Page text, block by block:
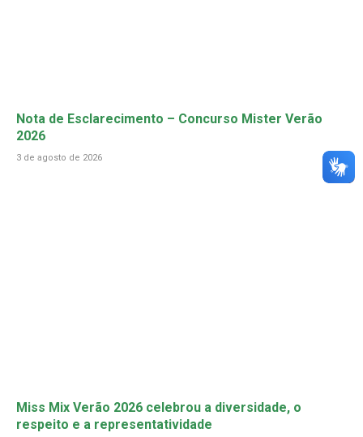
Nota de Esclarecimento – Concurso Mister Verão
2026
3 de agosto de 2026
Miss Mix Verão 2026 celebrou a diversidade, o
respeito e a representatividade